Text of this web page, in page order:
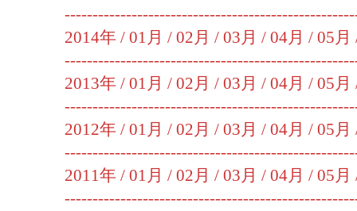
2014年 / 01月 / 02月 / 03月 / 04月 / 05月
2013年 / 01月 / 02月 / 03月 / 04月 / 05月
2012年 / 01月 / 02月 / 03月 / 04月 / 05月
2011年 / 01月 / 02月 / 03月 / 04月 / 05月